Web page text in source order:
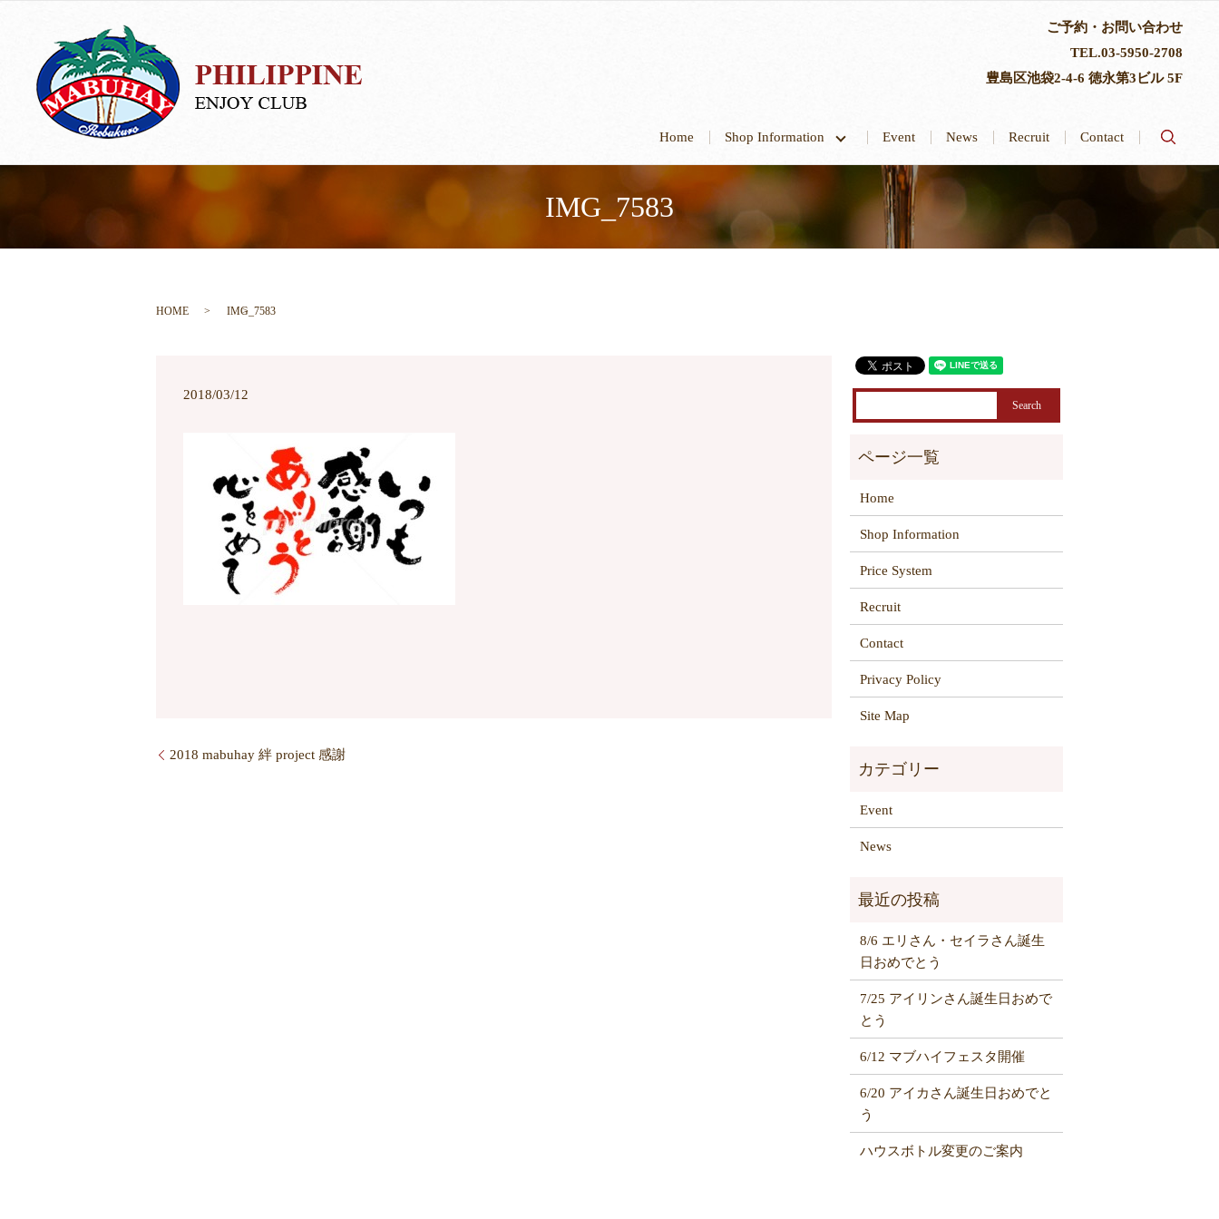
ご予約・お問い合わせ
TEL.03-5950-2708
豊島区池袋2-4-6 徳永第3ビル 5F
Home Shop Information Event News Recruit Contact
IMG_7583
HOME IMG_7583
2018/03/12
2018 mabuhay 絆 project 感謝
Home
Shop Information
Price System
Recruit
Contact
Privacy Policy
Site Map
Event
News
8/6 エリさん・セイラさん誕生
日おめでとう
7/25 アイリンさん誕生日おめで
とう
6/12 マブハイフェスタ開催
6/20 アイカさん誕生日おめでと
う
ハウスボトル変更のご案内